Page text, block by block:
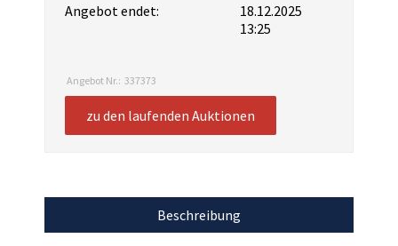
Angebot endet:
18.12.2025
13:25
Angebot Nr.: 337373
zu den laufenden Auktionen
Beschreibung